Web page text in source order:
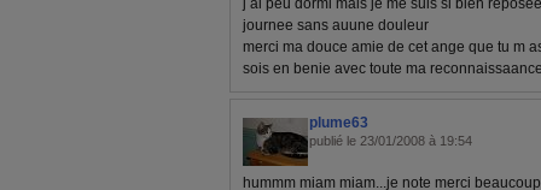
j ai peu dormi mais je me suis si bien
journee sans auune douleur
merci ma douce amie de cet ange que tu m
sois en benie avec toute ma
plume63
publié le 23/01/2008 à 19:54
hummm miam miam...je note merci